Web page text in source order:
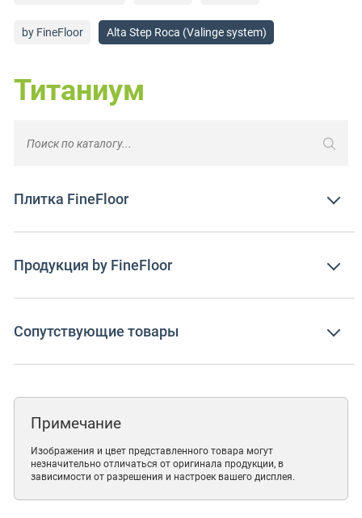
by FineFloor Alta Step Roca (Valinge system)
Титаниум
Плитка FineFloor
Продукция by FineFloor
Сопутствующие товары
Примечание
Изображения и цвет представленного товара могут
незначительно отличаться от оригинала продукции, в
зависимости от разрешения и настроек вашего дисплея.